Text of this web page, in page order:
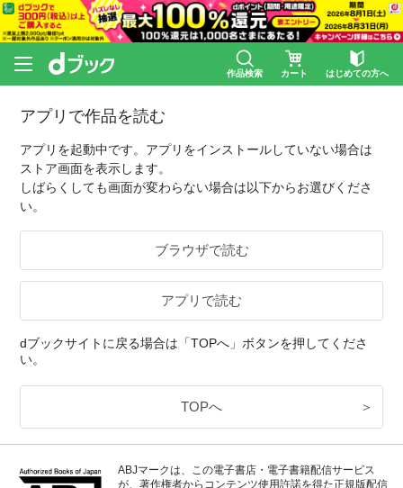
作品検索 カート はじめての方へ
アプリで作品を読む
アプリを起動中です。アプリをインストールしていない場合は
ストア画面を表示します。
しばらくしても画面が変わらない場合は以下からお選びくださ
い。
ブラウザで読む
アプリで読む
dブックサイトに戻る場合は「TOPへ」ボタンを押してくださ
い。
TOPへ ＞
ABJマークは、この電子書店・電子書籍配信サービス
が、著作権者からコンテンツ使用許諾を得た正規版配信